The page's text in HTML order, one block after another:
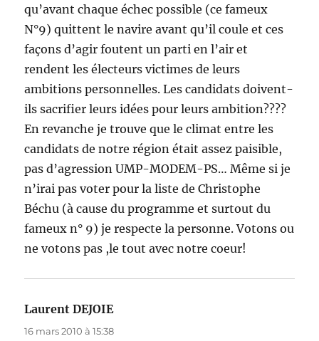
qu’avant chaque échec possible (ce fameux
N°9) quittent le navire avant qu’il coule et ces
façons d’agir foutent un parti en l’air et
rendent les électeurs victimes de leurs
ambitions personnelles. Les candidats doivent-
ils sacrifier leurs idées pour leurs ambition????
En revanche je trouve que le climat entre les
candidats de notre région était assez paisible,
pas d’agression UMP-MODEM-PS… Même si je
n’irai pas voter pour la liste de Christophe
Béchu (à cause du programme et surtout du
fameux n° 9) je respecte la personne. Votons ou
ne votons pas ,le tout avec notre coeur!
Laurent DEJOIEdit :
16 mars 2010 à 15:38